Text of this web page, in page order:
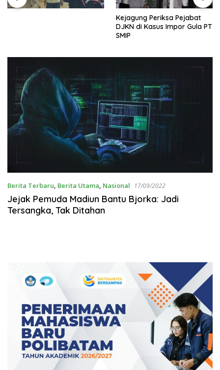
Kejagung Periksa Pejabat
DJKN di Kasus Impor Gula PT
SMIP
Berita Terbaru, Berita Utama, Nasional 17/09/2022
Jejak Pemuda Madiun Bantu Bjorka: Jadi
Tersangka, Tak Ditahan